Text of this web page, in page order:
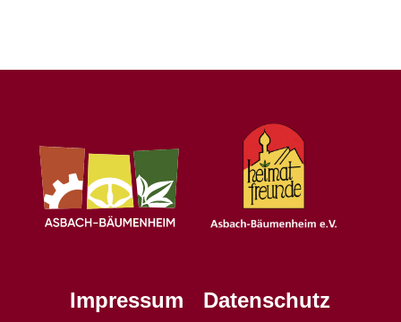
Impressum Datenschutz